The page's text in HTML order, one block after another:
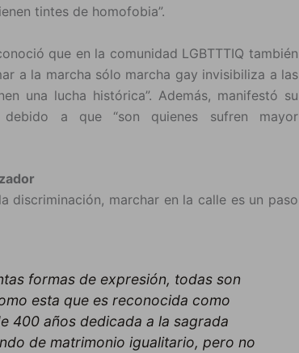
tintes de homofobia”.
que en la comunidad LGBTTTIQ también
a la marcha sólo marcha gay invisibiliza a las
una lucha histórica”. Además, manifestó su
a que “son quienes sufren mayor
discriminación, marchar en la calle es un paso
formas de expresión, todas son
esta que es reconocida como
400 años dedicada a la sagrada
de matrimonio igualitario, pero no